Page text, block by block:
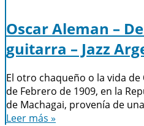
Oscar Aleman –
guitarra – Jazz
El otro chaqueño o la vida
de Febrero de 1909, en la
de Machagai, provenía de
Leer más »